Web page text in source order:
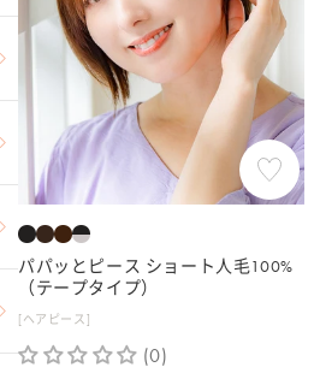
パパッとピース ショート人毛100%
（テープタイプ）
[ヘアピース]
(0)